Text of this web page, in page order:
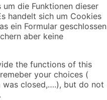
die Funktionen dieser
handelt sich um Cookies
ein Formular geschlossen
aber keine
the functions of this
your choices (
was closed,….), but do not